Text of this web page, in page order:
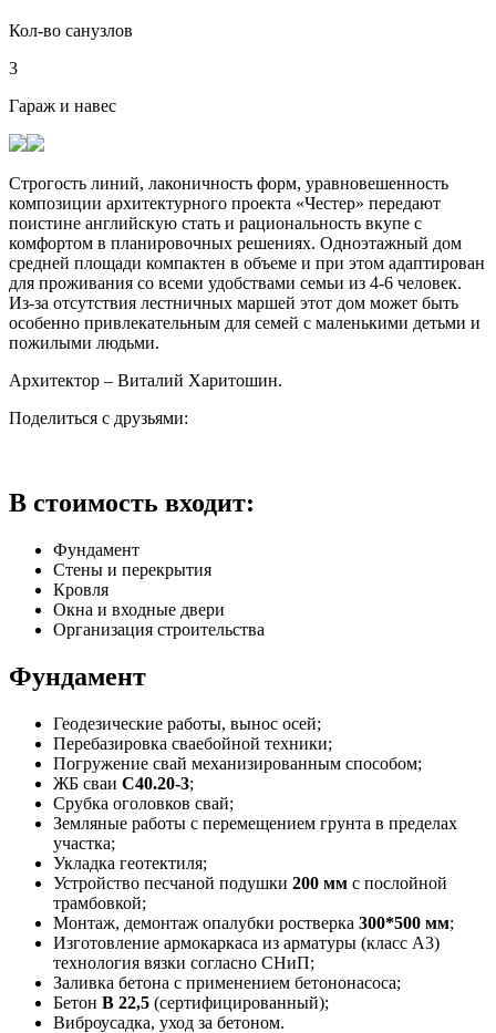
Кол-во санузлов
3
Гараж и навес
Строгость линий, лаконичность форм, уравновешенность
композиции архитектурного проекта «Честер» передают
поистине английскую стать и рациональность вкупе с
комфортом в планировочных решениях. Одноэтажный дом
средней площади компактен в объеме и при этом адаптирован
для проживания со всеми удобствами семьи из 4-6 человек.
Из-за отсутствия лестничных маршей этот дом может быть
особенно привлекательным для семей с маленькими детьми и
пожилыми людьми.
Архитектор – Виталий Харитошин.
Поделиться с друзьями:
В стоимость входит:
Фундамент
Стены и перекрытия
Кровля
Окна и входные двери
Организация строительства
Фундамент
Геодезические работы, вынос осей;
Перебазировка сваебойной техники;
Погружение свай механизированным способом;
ЖБ сваи С40.20-3;
Срубка оголовков свай;
Земляные работы с перемещением грунта в пределах
участка;
Укладка геотектиля;
Устройство песчаной подушки 200 мм с послойной
трамбовкой;
Монтаж, демонтаж опалубки ростверка 300*500 мм;
Изготовление армокаркаса из арматуры (класс А3)
технология вязки согласно СНиП;
Заливка бетона с применением бетононасоса;
Бетон В 22,5 (сертифицированный);
Виброусадка, уход за бетоном.